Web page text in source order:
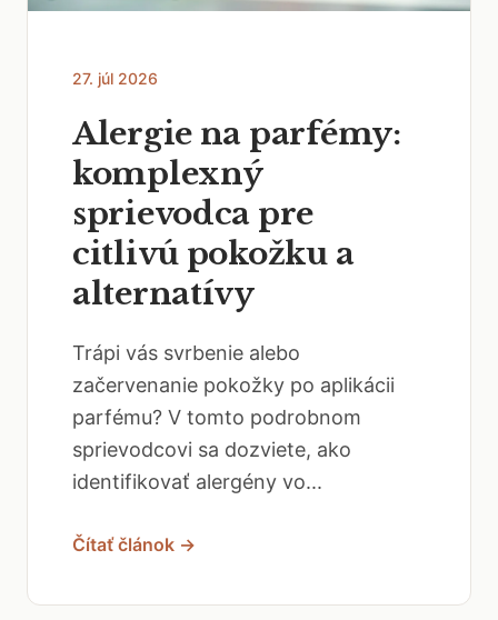
27. júl 2026
Alergie na parfémy:
komplexný
sprievodca pre
citlivú pokožku a
alternatívy
Trápi vás svrbenie alebo
začervenanie pokožky po aplikácii
parfému? V tomto podrobnom
sprievodcovi sa dozviete, ako
identifikovať alergény vo...
Čítať článok →